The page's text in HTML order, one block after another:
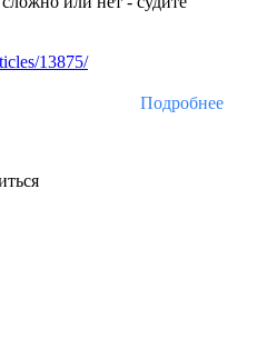
13875/
Подробнее